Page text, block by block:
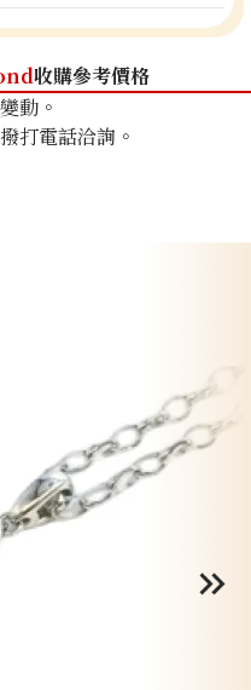
收購參考價格
動。
打電話洽詢。